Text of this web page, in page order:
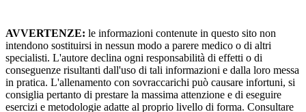
AVVERTENZE: le informazioni contenute in questo sito non
intendono sostituirsi in nessun modo a parere medico o di altri
specialisti. L'autore declina ogni responsabilità di effetti o di
conseguenze risultanti dall'uso di tali informazioni e dalla loro messa
in pratica. L'allenamento con sovraccarichi può causare infortuni, si
consiglia pertanto di prestare la massima attenzione e di eseguire
esercizi e metodologie adatte al proprio livello di forma. Consultare